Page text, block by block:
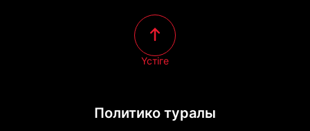
Политико туралы
Үстіге